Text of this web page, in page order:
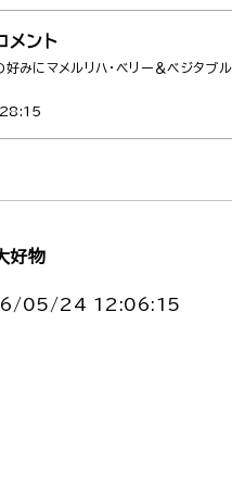
メント
好みにマメルリハ・ベリー＆ベジタ
好物
05/24 12:06:15